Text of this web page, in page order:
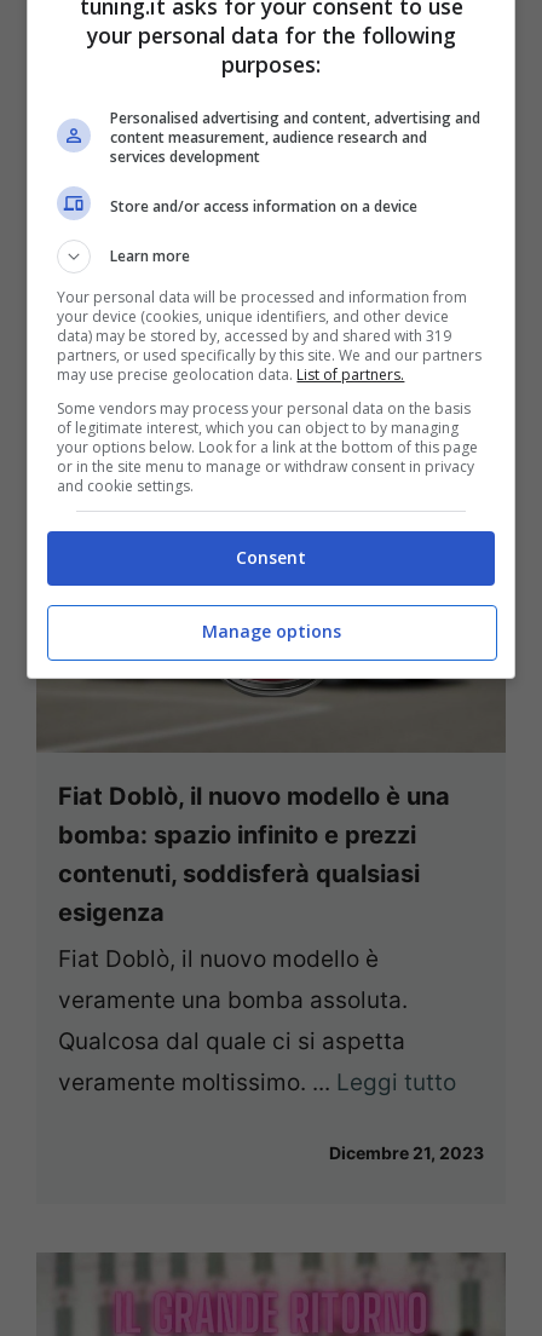
In vendita il pick-up di uno degli
prezzo vi lascerà di stucco
Uno degli stuntman più famosi della
storia dovrà dire addio al suo pick-up,
la notizia è a dir ...
Dicembre 23, 2023
Fiat Doblò, il nuovo modello è una
bomba: spazio infinito e prezzi
contenuti, soddisferà qualsiasi
esigenza
Fiat Doblò, il nuovo modello è
veramente una bomba assoluta.
Qualcosa dal quale ci si aspetta
veramente moltissimo. ... Leggi tutto
Dicembre 21, 2023
tuning.it asks for your consent to use
your personal data for the following
purposes:
Personalised advertising and content, advertising and
content measurement, audience research and
services development
Store and/or access information on a device
Learn more
Your personal data will be processed and information from
your device (cookies, unique identifiers, and other device
data) may be stored by, accessed by and shared with 319
partners, or used specifically by this site. We and our partners
may use precise geolocation data. List of partners.
Some vendors may process your personal data on the basis
of legitimate interest, which you can object to by managing
your options below. Look for a link at the bottom of this page
or in the site menu to manage or withdraw consent in privacy
and cookie settings.
Consent
Manage options